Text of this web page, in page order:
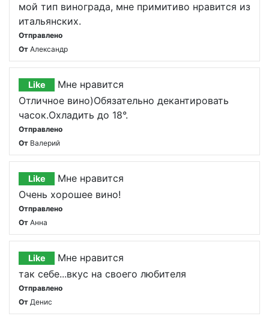
мой тип винограда, мне примитиво нравится из
итальянских.
Отправлено
От Александр
Like
Мне нравится
Отличное вино)Обязательно декантировать
часок.Охладить до 18°.
Отправлено
От Валерий
Like
Мне нравится
Очень хорошее вино!
Отправлено
От Анна
Like
Мне нравится
так себе...вкус на своего любителя
Отправлено
От Денис